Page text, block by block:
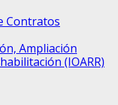
Contratos
Ampliación
(IOARR)